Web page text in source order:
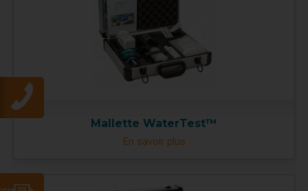
Mallette WaterTest™
En savoir plus